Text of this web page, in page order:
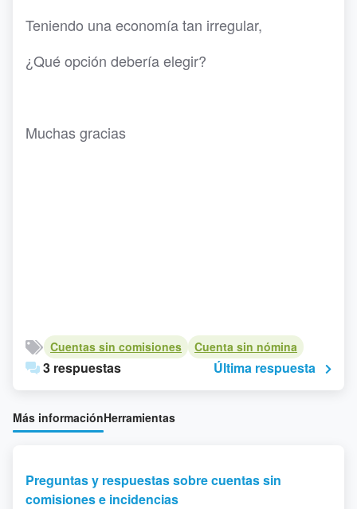
Teniendo una economía tan irregular,
¿Qué opción debería elegir?
Muchas gracias
Cuentas sin comisiones Cuenta sin nómina
3 respuestas Última respuesta
Más informaciónHerramientas
Preguntas y respuestas sobre cuentas sin
comisiones e incidencias